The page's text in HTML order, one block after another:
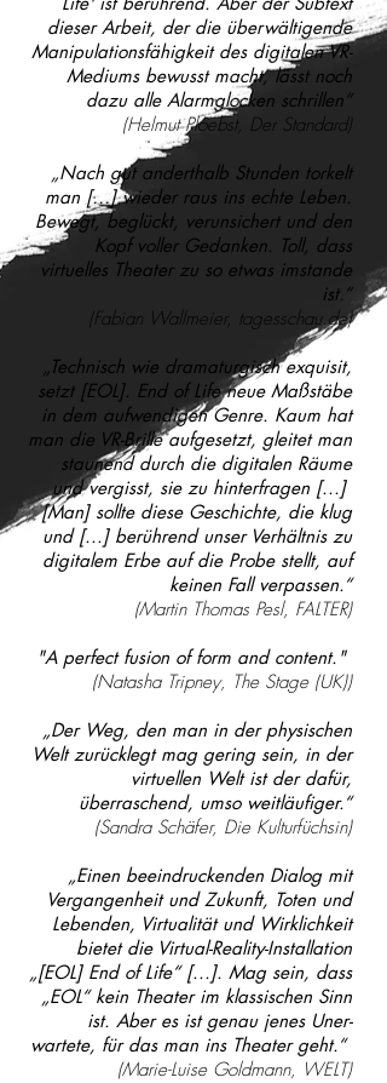
dieser Arbeit, der die überwältigende
Manipulationsfähigkeit des digitalen VR-
Mediums bewusst macht, lässt noch
dazu alle Alarmglocken schrillen“
(Helmut Ploebst, Der Standard)
„Nach gut anderthalb Stunden torkelt
man […] wieder raus ins echte Leben.
Bewegt, beglückt, verunsichert und den
Kopf voller Gedanken. Toll, dass
virtuelles Theater zu so etwas imstande
ist.”
(Fabian Wallmeier, tagesschau.de)
„Technisch wie dramaturgisch exquisit,
setzt [EOL]. End of Life neue Maßstäbe
in dem aufwendigen Genre. Kaum hat
man die VR-Brille aufgesetzt, gleitet man
staunend durch die digitalen Räume
und vergisst, sie zu hinterfragen [...]
[Man] sollte diese Geschichte, die klug
und [...] berührend unser Verhältnis zu
digitalem Erbe auf die Probe stellt, auf
keinen Fall verpassen.“
(Martin Thomas Pesl, FALTER)
"A perfect fusion of form and content."
(Natasha Tripney, The Stage (UK))
„Der Weg, den man in der physischen
Welt zurücklegt mag gering sein, in der
virtuellen Welt ist der dafür,
überraschend, umso weitläufiger.“
(Sandra Schäfer, Die Kulturfüchsin)
„Einen beeindruckenden Dialog mit
Vergangenheit und Zukunft, Toten und
Lebenden, Virtualität und Wirklichkeit
bietet die Virtual-Reality-Installation
„[EOL] End of Life“ [...]. Mag sein, dass
„EOL“ kein Theater im klassischen Sinn
ist. Aber es ist genau jenes Uner-
wartete, für das man ins Theater geht.“
(Marie-Luise Goldmann, WELT)